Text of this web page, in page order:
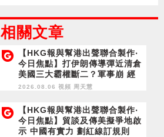
相關文章
【HKG報與幫港出聲聯合製作‧
今日焦點】打伊朗傳導彈近清倉
美國三大霸權斷二？軍事崩 經
濟損
2026.08.06 視頻 周天慧
【HKG報與幫港出聲聯合製作‧
今日焦點】貿談及傳美擬爭地啟
示 中國有實力 劃紅線訂規則